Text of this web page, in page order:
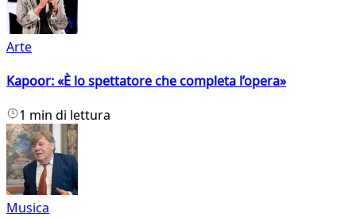
Arte
Kapoor: «È lo spettatore che completa l’opera»
1 min di lettura
Musica